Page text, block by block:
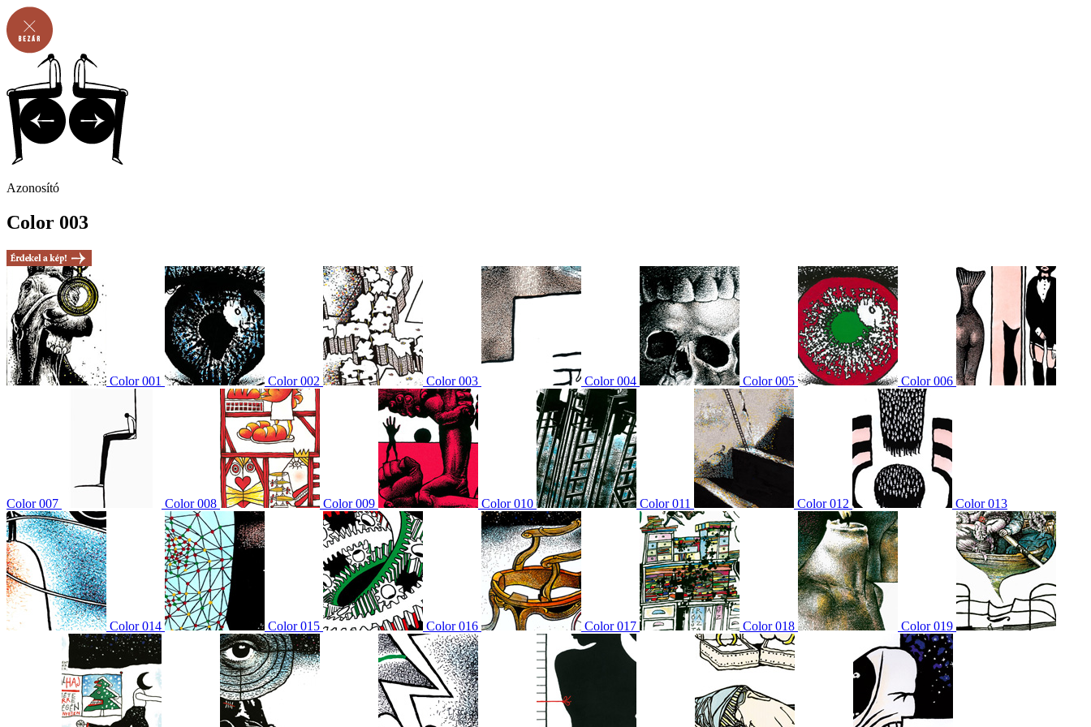
Azonosító
Color 003
Color 001 Color 002 Color 003 Color 004 Color 005 Color 006
Color 007 Color 008 Color 009 Color 010 Color 011 Color 012 Color 013
Color 014 Color 015 Color 016 Color 017 Color 018 Color 019